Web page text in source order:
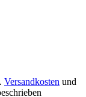
Versandkosten und